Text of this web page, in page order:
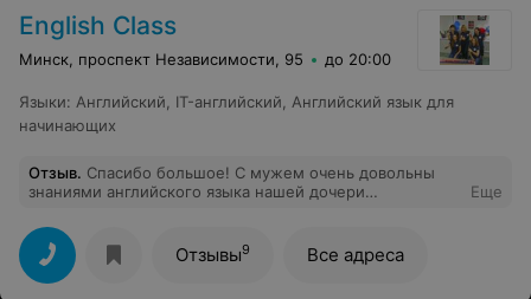
English Class
Минск, проспект Независимости, 95 до 20:00
Языки: Английский IT-английский
Английский язык для
начинающих
Отзыв. Спасибо большое! С мужем очень довольны
знаниями английского языка нашей дочери
лет изучая английский в средней школе многое не
понимала, а в вашей школе за 4 месяца достигла
много в английском языке. Спасибо преподавателю
Алле Некипеловой за отличную работу.
Еще
Отзывы9 Все адреса